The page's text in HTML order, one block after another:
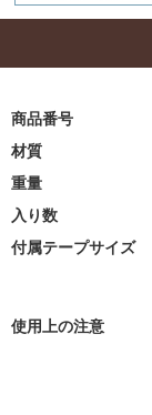
商品番号
材質
重量
入り数
付属テープサイズ
使用上の注意